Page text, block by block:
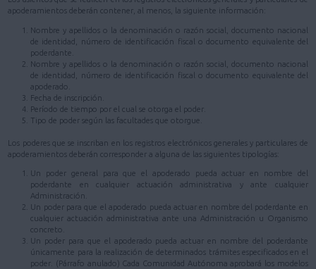
apoderamientos deberán contener, al menos, la siguiente información:
Nombre y apellidos o la denominación o razón social, documento nacional
de identidad, número de identificación fiscal o documento equivalente del
poderdante.
Nombre y apellidos o la denominación o razón social, documento nacional
de identidad, número de identificación fiscal o documento equivalente del
apoderado.
Fecha de inscripción.
Período de tiempo por el cual se otorga el poder.
Tipo de poder según las facultades que otorgue.
Los poderes que se inscriban en los registros electrónicos generales y particulares de
apoderamientos deberán corresponder a alguna de las siguientes tipologías:
Un poder general para que el apoderado pueda actuar en nombre del
poderdante en cualquier actuación administrativa y ante cualquier
Administración.
Un poder para que el apoderado pueda actuar en nombre del poderdante en
cualquier actuación administrativa ante una Administración u Organismo
concreto.
Un poder para que el apoderado pueda actuar en nombre del poderdante
únicamente para la realización de determinados trámites especificados en el
poder. (Párrafo anulado) Cada Comunidad Autónoma aprobará los modelos